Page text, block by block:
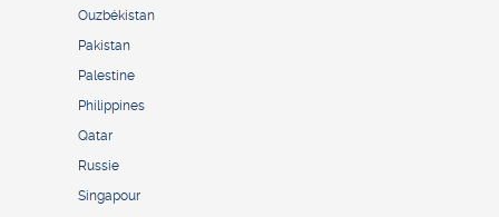
Ouzbékistan
Pakistan
Palestine
Philippines
Qatar
Russie
Singapour